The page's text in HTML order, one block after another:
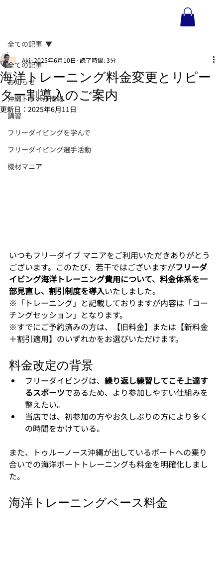
全ての記事
お知らせ
沖縄トラベル情報
講習
フリーダイビングを学んで
フリーダイビング選手活動
機材マニア
全ての記事
海洋トレーニング料金変更とリピー
ター割導入のご案内
Aki 2025年6月10日 読了時間: 3分
更新日： 2025年6月11日
いつもフリーダイブ マニアをご利用いただきありがとう
ございます。このたび、若干ではございますがフリーダ
イビング海洋トレーニング費用について、料金体系を一
部見直し、割引制度を導入いたしました。
※「トレーニング」と記載しておりますが内容は「コー
チングセッション」となります。
※すでにご予約済みの方は、【旧料金】または【新料金
＋割引適用】のいずれかをお選びいただけます。
料金改定の背景
フリーダイビングは、 繰り返し練習してこそ上達す
るスポーツであるため、より参加しやすい仕組みを
整えたい。
当店では、初参加の方やお久しぶりの方により多く
の時間をかけている。
また、トゥルーノース沖縄が出しているボートへの乗り
合いでの海洋ボートトレーニングも料金を明確化しまし
た。
海洋トレーニングベース料金